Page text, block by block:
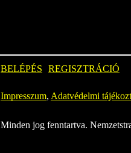
BELÉPÉS REGISZTRÁCIÓ
Impresszum, Adatvédelmi
Minden jog fenntartva.